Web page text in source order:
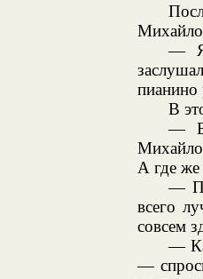
— Я
пианино
В
—
А где
—
всего
совсем
—
—